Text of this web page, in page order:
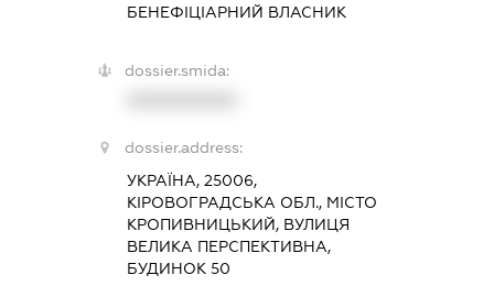
БЕНЕФІЦІАРНИЙ ВЛАСНИК
dossier.smida:
dossier.address:
УКРАЇНА, 25006,
КІРОВОГРАДСЬКА ОБЛ., МІСТО
КРОПИВНИЦЬКИЙ, ВУЛИЦЯ
ВЕЛИКА ПЕРСПЕКТИВНА,
БУДИНОК 50